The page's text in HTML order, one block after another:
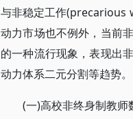
与非稳定工作(precarious
动力市场也不例外，当前
的一种流行现象，表现出
动力体系二元分割等趋势。
(一)高校非终身制教师